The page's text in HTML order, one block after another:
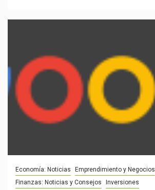
Economía: Noticias
Emprendimiento y Negocios
Finanzas: Noticias y Consejos
Inversiones